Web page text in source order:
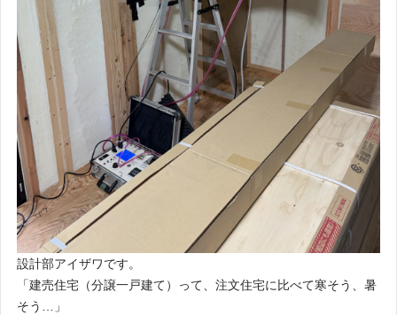
設計部アイザワです。
「建売住宅（分譲一戸建て）って、注文住宅に比べて寒そう、暑
そう…」